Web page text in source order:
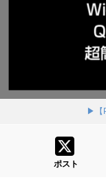
▶【
ポスト